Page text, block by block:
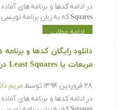
Squares که به زبان برنامه نویسی متلب پیاده…
ادامه مطلب
‫‫دانلود رایگان کدها و
مربعات یا Least Squares در متلب‬‬ — بخش پنجم
۲۸ فروردین ۱۳۹۴ توسط مریم